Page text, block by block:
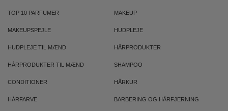
TOP 10 PARFUMER MAKEUP
MAKEUPSPEJLE HUDPLEJE
HUDPLEJE TIL MÆND HÅRPRODUKTER
HÅRPRODUKTER TIL MÆND SHAMPOO
CONDITIONER HÅRKUR
HÅRFARVE BARBERING OG HÅRFJERNING